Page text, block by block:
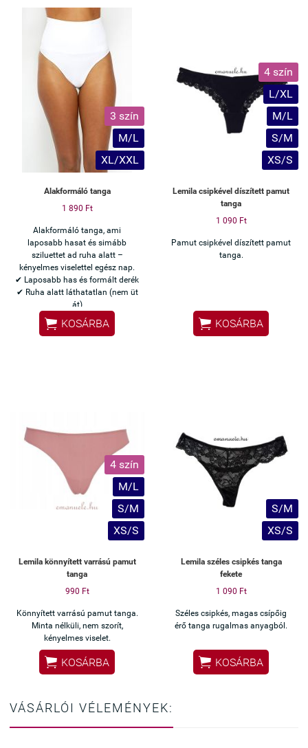
3 szín
M/L
XL/XXL
Alakformáló tanga
1 890 Ft
Alakformáló tanga, ami
laposabb hasat és simább
sziluettet ad ruha alatt –
kényelmes viselettel egész nap.
✔ Laposabb has és formált derék
✔ Ruha alatt láthatatlan (nem üt
át)
✔ Nem gyűrődik fel viselés
közben
 KOSÁRBA
4 szín
L/XL
M/L
S/M
XS/S
Lemila csipkével díszített pamut
tanga
1 090 Ft
Pamut csipkével díszített pamut
tanga.
 KOSÁRBA
4 szín
M/L
S/M
XS/S
Lemila könnyített varrású pamut
tanga
990 Ft
Könnyített varrású pamut tanga.
Minta nélküli, nem szorít,
kényelmes viselet.
 KOSÁRBA
S/M
XS/S
Lemila széles csipkés tanga
fekete
1 090 Ft
Széles csipkés, magas csípőig
érő tanga rugalmas anyagból.
 KOSÁRBA
VÁSÁRLÓI VÉLEMÉNYEK: